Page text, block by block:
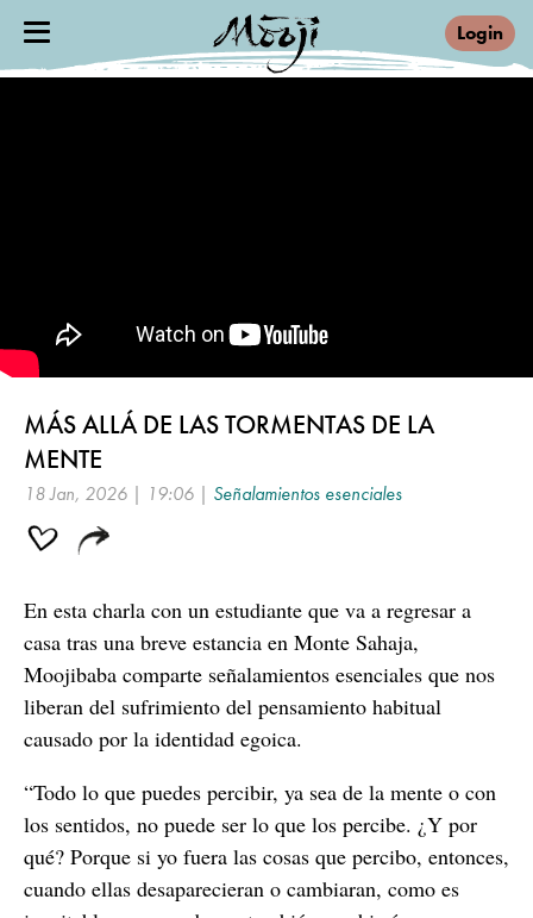
Login
MÁS ALLÁ DE LAS TORMENTAS DE LA
MENTE
18 Jan, 2026 | 19:06 | Señalamientos esenciales
En esta charla con un estudiante que va a regresar a
casa tras una breve estancia en Monte Sahaja,
Moojibaba comparte señalamientos esenciales que nos
liberan del sufrimiento del pensamiento habitual
causado por la identidad egoica.
“Todo lo que puedes percibir, ya sea de la mente o con
los sentidos, no puede ser lo que los percibe. ¿Y por
qué? Porque si yo fuera las cosas que percibo, entonces,
cuando ellas desaparecieran o cambiaran, como es